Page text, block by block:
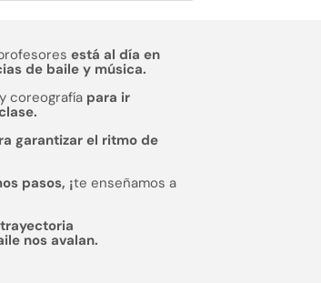
está al día en
de baile y música.
coreografíapara ir
garantizar el ritmo de
pasos, ¡te enseñamos a
nos avalan.